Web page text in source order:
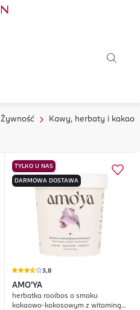
Żywność Kawy, herbaty i kakao
TYLKO U NAS
DARMOWA DOSTAWA
3,8
AMO'YA
herbatka rooibos o smaku
kakaowo-kokosowym z witaminą